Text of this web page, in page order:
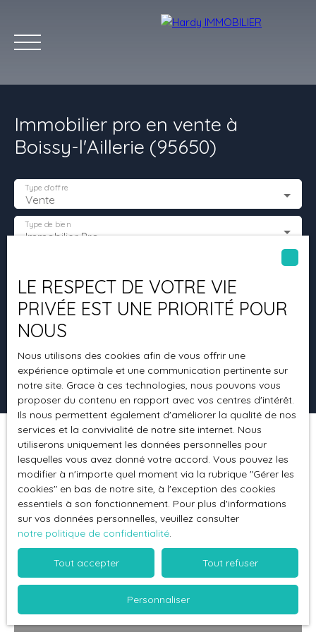
Accueil Les villes qu'on aime
Immobilier pro en vente à
Boissy-l'Aillerie (95650)
Vente
Type d'offre
Immobilier Pro
Type de bien
Budget max (€)
Surface min (m²)
Rechercher
Pertinence
Trier par Créer une alerte
LE RESPECT DE VOTRE VIE
PRIVÉE EST UNE PRIORITÉ POUR
NOUS
Nous utilisons des cookies afin de vous offrir une
expérience optimale et une communication pertinente sur
notre site. Grace à ces technologies, nous pouvons vous
proposer du contenu en rapport avec vos centres d'intérêt.
Ils nous permettent également d'améliorer la qualité de nos
services et la convivialité de notre site internet. Nous
utiliserons uniquement les données personnelles pour
lesquelles vous avez donné votre accord. Vous pouvez les
modifier à n'importe quel moment via la rubrique ″Gérer les
cookies″ en bas de notre site, à l'exception des cookies
essentiels à son fonctionnement. Pour plus d'informations
sur vos données personnelles, veuillez consulter
notre politique de confidentialité.
Tout accepter Tout refuser
Personnaliser